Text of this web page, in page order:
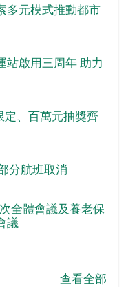
多元模式推動都市
站啟用三周年 助力
、百萬元抽獎齊
分航班取消
全體會議及養老保
議
查看全部